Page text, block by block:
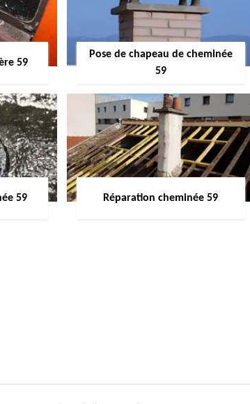
59
Pose de chapeau de cheminée
59
59 Réparation cheminée 59